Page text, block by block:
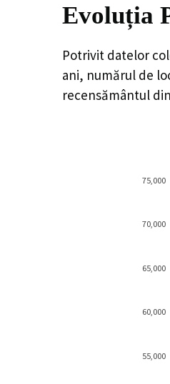
Evoluția
Potrivit datelor
ani, numărul de
recensământul
55,000
60,000
65,000
70,000
75,000